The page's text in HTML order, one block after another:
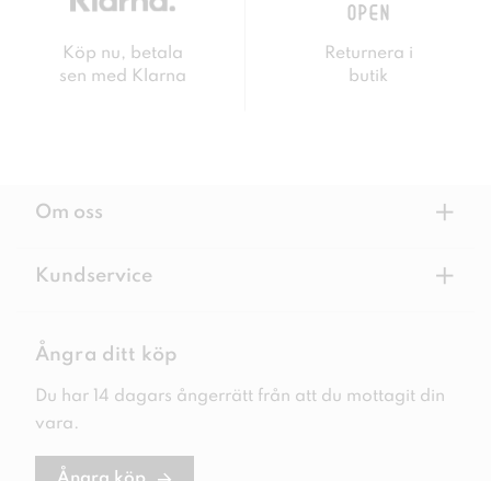
Köp nu, betala
sen med Klarna
Returnera i
butik
Om oss +
Kundservice +
Ångra ditt köp
Du har 14 dagars ångerrätt från att du mottagit din
vara.